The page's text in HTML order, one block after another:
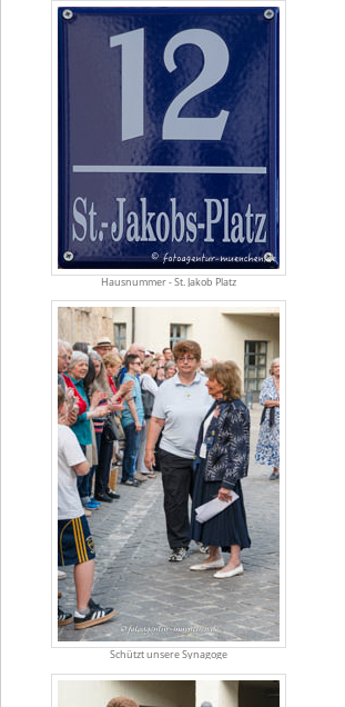
Hausnummer - St. Jakob Platz
Schützt unsere Synagoge